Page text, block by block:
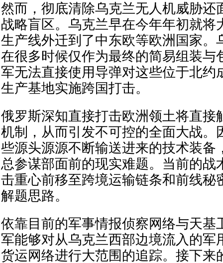
然而，彻底清除乌克兰无人机威胁还
战略盲区。乌克兰早在今年年初就将
生产线外迁到了中东欧等欧洲国家。
在很多时候仅作为最终的简易组装与
军无法直接使用导弹对这些位于北约
生产基地实施跨国打击。
俄罗斯深知直接打击欧洲领土将直接
机制，从而引发不可控的全面大战。
些源头源源不断输送进来的技术装备
总参谋部面前的现实难题。当前的战
击重心前移至跨境运输链条和前线秘
解题思路。
依靠目前的军事情报侦察网络与天基
军能够对从乌克兰西部边境流入的军
货运网络进行大范围的追踪。接下来